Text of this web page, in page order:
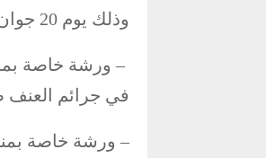
وذلك يوم 20 جوان 2025.
– ورشة خاصة
في جرائم العنف ضد